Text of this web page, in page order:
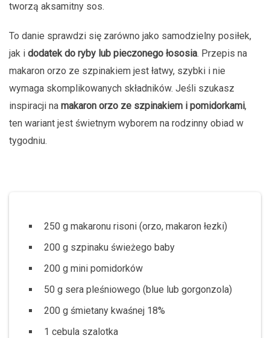
tworzą aksamitny sos.
To danie sprawdzi się zarówno jako samodzielny posiłek,
jak i dodatek do ryby lub pieczonego łososia. Przepis na
makaron orzo ze szpinakiem jest łatwy, szybki i nie
wymaga skomplikowanych składników. Jeśli szukasz
inspiracji na makaron orzo ze szpinakiem i pomidorkami,
ten wariant jest świetnym wyborem na rodzinny obiad w
tygodniu.
250 g makaronu risoni (orzo, makaron łezki)
200 g szpinaku świeżego baby
200 g mini pomidorków
50 g sera pleśniowego (blue lub gorgonzola)
200 g śmietany kwaśnej 18%
1 cebula szalotka